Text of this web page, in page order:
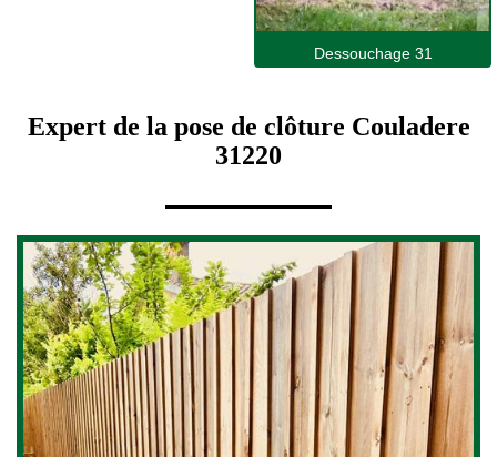
Dessouchage 31
Expert de la pose de clôture Couladere
31220